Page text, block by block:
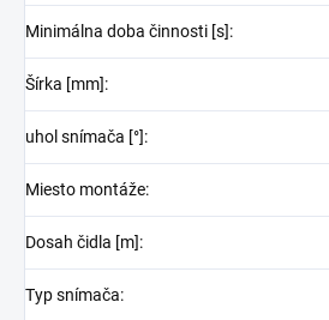
Minimálna doba činnosti [s]:
Šírka [mm]:
uhol snímača [°]:
Miesto montáže:
Dosah čidla [m]:
Typ snímača: